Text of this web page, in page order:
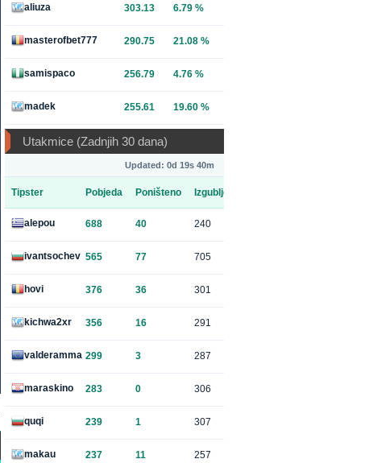
aliuza 303.13 6.79 %
masterofbet777 290.75 21.08 %
samispaco 256.79 4.76 %
madek 255.61 19.60 %
Utakmice (Zadnjih 30 dana)
Updated: 0d 19s 40m
Tipster Pobjeda Poništeno Izgubljeno
alepou 688 40 240
ivantsochev 565 77 705
hovi 376 36 301
kichwa2xr 356 16 291
valderamma 299 3 287
maraskino 283 0 306
quqi 239 1 307
makau 237 11 257